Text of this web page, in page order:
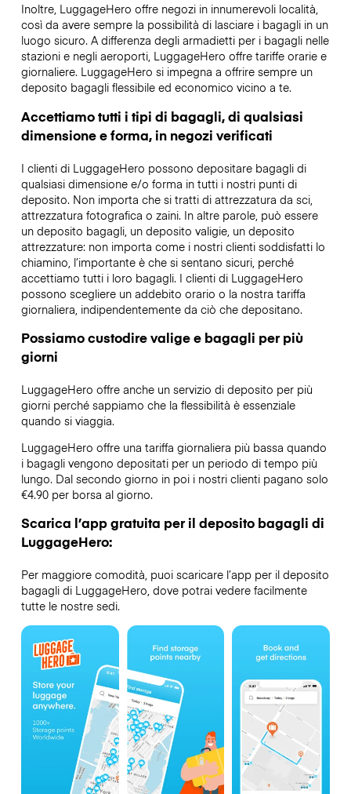
Inoltre, LuggageHero offre negozi in innumerevoli località,
così da avere sempre la possibilità di lasciare i bagagli in un
luogo sicuro. A differenza degli armadietti per i bagagli nelle
stazioni e negli aeroporti, LuggageHero offre tariffe orarie e
giornaliere. LuggageHero si impegna a offrire sempre un
deposito bagagli flessibile ed economico vicino a te.
Accettiamo tutti i tipi di bagagli, di qualsiasi
dimensione e forma, in negozi verificati
I clienti di LuggageHero possono depositare bagagli di
qualsiasi dimensione e/o forma in tutti i nostri punti di
deposito. Non importa che si tratti di attrezzatura da sci,
attrezzatura fotografica o zaini. In altre parole, può essere
un deposito bagagli, un deposito valigie, un deposito
attrezzature: non importa come i nostri clienti soddisfatti lo
chiamino, l’importante è che si sentano sicuri, perché
accettiamo tutti i loro bagagli. I clienti di LuggageHero
possono scegliere un addebito orario o la nostra tariffa
giornaliera, indipendentemente da ciò che depositano.
Possiamo custodire valige e bagagli per più
giorni
LuggageHero offre anche un servizio di deposito per più
giorni perché sappiamo che la flessibilità è essenziale
quando si viaggia.
LuggageHero offre una tariffa giornaliera più bassa quando
i bagagli vengono depositati per un periodo di tempo più
lungo. Dal secondo giorno in poi i nostri clienti pagano solo
€4.90 per borsa al giorno.
Scarica l’app gratuita per il deposito bagagli di
LuggageHero:
Per maggiore comodità, puoi scaricare l’app per il deposito
bagagli di LuggageHero, dove potrai vedere facilmente
tutte le nostre sedi.